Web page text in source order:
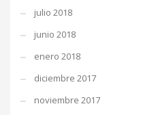
julio 2018
junio 2018
enero 2018
diciembre 2017
noviembre 2017